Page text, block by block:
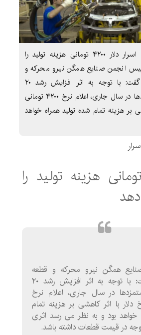
پایگاه خبری دنیای اسرار دلار ۴۲۰۰ تومانی هزینه تولید را
انجمن صنایع همگن نیرو محرکه و
قطعه سازان کشور گفت: با توجه به اثر افزایش رشد ۲۰
درصدی نرخ دستمزدها در سال جاری، اعلام نرخ ۴۲۰۰ تومانی
بر هزینه تمام شده تولید همراه خواهد
۴۲۰۰ تومانی هزینه تولید را
همگن نیرو محرکه و قطعه
سازان کشور گفت: با توجه به اثر افزایش رشد ۲۰
در سال جاری، اعلام نرخ
دلار با اثر کاهشی بر هزینه تمام
خواهد بود و به نظر می رسد اثری
در قیمت قطعات داشته باشد.